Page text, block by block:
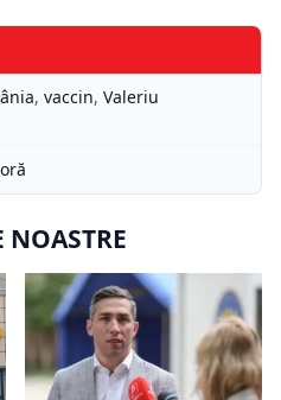
, vaccin, Valeriu